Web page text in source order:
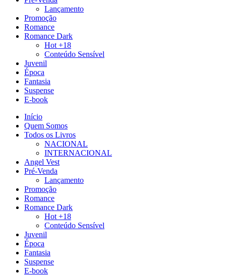
Lançamento
Promoção
Romance
Romance Dark
Hot +18
Conteúdo Sensível
Juvenil
Época
Fantasia
Suspense
E-book
Início
Quem Somos
Todos os Livros
NACIONAL
INTERNACIONAL
Angel Vest
Pré-Venda
Lançamento
Promoção
Romance
Romance Dark
Hot +18
Conteúdo Sensível
Juvenil
Época
Fantasia
Suspense
E-book